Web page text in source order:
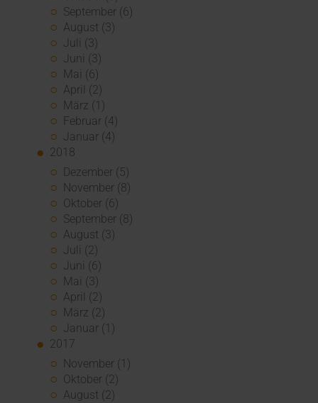
September (6)
August (3)
Juli (3)
Juni (3)
Mai (6)
April (2)
März (1)
Februar (4)
Januar (4)
2018
Dezember (5)
November (8)
Oktober (6)
September (8)
August (3)
Juli (2)
Juni (6)
Mai (3)
April (2)
März (2)
Januar (1)
2017
November (1)
Oktober (2)
August (2)